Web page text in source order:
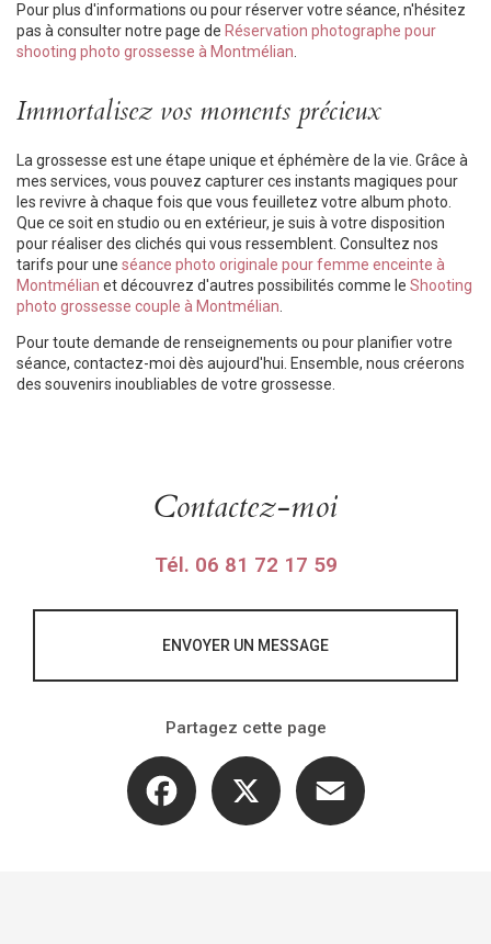
Pour plus d'informations ou pour réserver votre séance, n'hésitez
pas à consulter notre page de Réservation photographe pour
shooting photo grossesse à Montmélian
Immortalisez vos moments précieux
La grossesse est une étape unique et éphémère de la vie. Grâce à
mes services, vous pouvez capturer ces instants magiques pour
les revivre à chaque fois que vous feuilletez votre album photo.
Que ce soit en studio ou en extérieur, je suis à votre disposition
pour réaliser des clichés qui vous ressemblent. Consultez nos
tarifs pour une séance photo originale pour femme enceinte à
Montmélian et découvrez d'autres possibilités comme le Shooting
photo grossesse couple à Montmélian
Pour toute demande de renseignements ou pour planifier votre
séance, contactez-moi dès aujourd'hui. Ensemble, nous créerons
des souvenirs inoubliables de votre grossesse.
Contactez-moi
Tél. 06 81 72 17 59
ENVOYER UN MESSAGE
Partagez cette page
Facebook